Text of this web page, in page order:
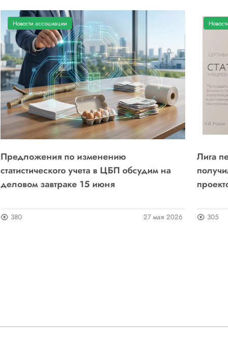
Новости ассоциации
Предложения по изменению
статистического учета в ЦБП обсудим на
деловом завтраке 15 июня
380 27 мая 2026
Лига
305